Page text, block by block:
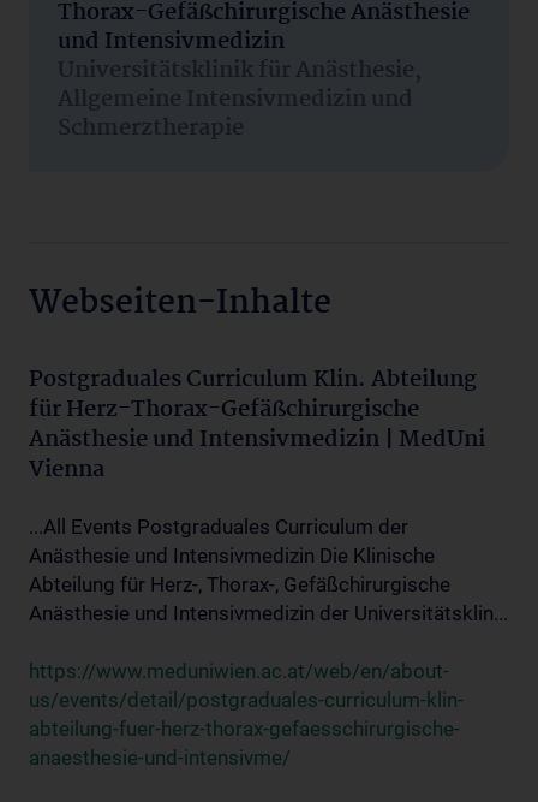
Thorax-Gefäßchirurgische Anästhesie
und Intensivmedizin
Universitätsklinik für Anästhesie,
Allgemeine Intensivmedizin und
Schmerztherapie
Webseiten-Inhalte
Postgraduales Curriculum Klin. Abteilung
für Herz-Thorax-Gefäßchirurgische
Anästhesie und Intensivmedizin | MedUni
Vienna
...All Events Postgraduales Curriculum der
Anästhesie und Intensivmedizin Die Klinische
Abteilung für Herz-, Thorax-, Gefäßchirurgische
Anästhesie und Intensivmedizin der Universitätsklin...
https://www.meduniwien.ac.at/web/en/about-
us/events/detail/postgraduales-curriculum-klin-
abteilung-fuer-herz-thorax-gefaesschirurgische-
anaesthesie-und-intensivme/